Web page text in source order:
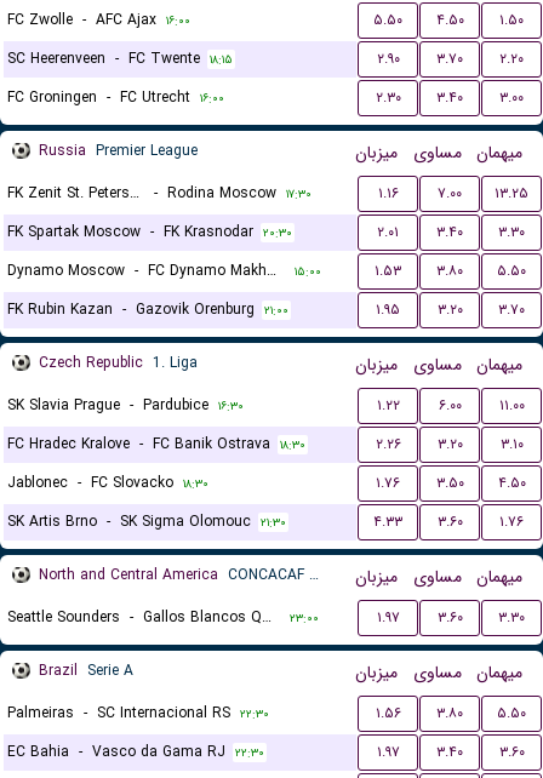
FC Zwolle - AFC Ajax ۱۶:۰۰ ۵.۵۰ ۴.۵۰
۱.۵۰
SC Heerenveen - FC Twente ۱۸:۱۵ ۲.۹۰ ۳.۷۰
۲.۲۰
FC Groningen - FC Utrecht ۱۶:۰۰ ۲.۳۰ ۳.۴۰ ۳.۰۰
Russia Premier League میزبان مساوی میهمان
FK Zenit St. Petersburg - Rodina Moscow ۱۷:۳۰ ۱.۱۶ ۷.۰۰
۱۳.۲۵
FK Spartak Moscow - FK Krasnodar ۲۰:۳۰ ۲.۰۱ ۳.۴۰
۳.۳۰
Dynamo Moscow - FC Dynamo Makhachkala ۱۵:۰۰ ۱.۵۳ ۳.۸۰
۵.۵۰
FK Rubin Kazan - Gazovik Orenburg ۲۱:۰۰ ۱.۹۵ ۳.۲۰ ۳.۷۰
Czech Republic 1. Liga میزبان مساوی میهمان
SK Slavia Prague - Pardubice ۱۶:۳۰ ۱.۲۲ ۶.۰۰
۱۱.۰۰
FC Hradec Kralove - FC Banik Ostrava ۱۸:۳۰ ۲.۲۶ ۳.۲۰
۳.۱۰
Jablonec - FC Slovacko ۱۸:۳۰ ۱.۷۶ ۳.۵۰
۴.۵۰
SK Artis Brno - SK Sigma Olomouc ۲۱:۳۰ ۴.۳۳ ۳.۶۰ ۱.۷۶
North and Central America CONCACAF Leagues Cup میزبان مساوی میهمان
Seattle Sounders - Gallos Blancos Queretaro ۲۳:۰۰ ۱.۹۷ ۳.۶۰ ۳.۳۰
Brazil Serie A میزبان مساوی میهمان
Palmeiras - SC Internacional RS ۲۲:۳۰ ۱.۵۶ ۳.۸۰
۵.۵۰
EC Bahia - Vasco da Gama RJ ۲۲:۳۰ ۱.۹۷ ۳.۴۰
۳.۶۰